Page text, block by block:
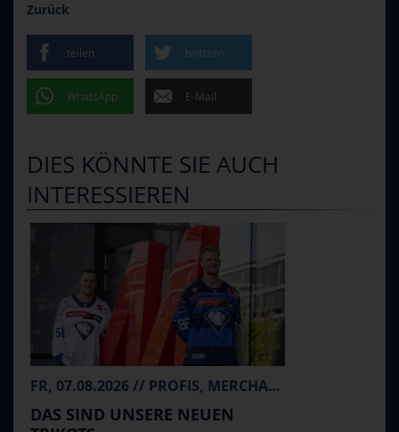
Zurück
teilen twittern
WhatsApp E-Mail
DIES KÖNNTE SIE AUCH
INTERESSIEREN
FR, 07.08.2026 // PROFIS, MERCHANDISE
DAS SIND UNSERE NEUEN